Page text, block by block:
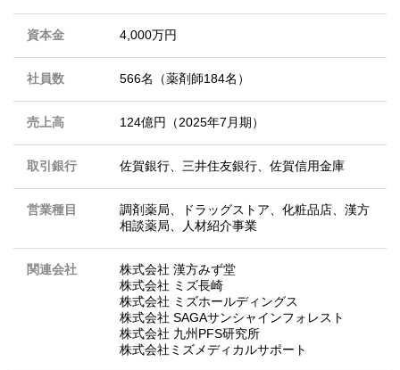
資本金 4,000万円
社員数 566名（薬剤師184名）
売上高 124億円（2025年7月期）
取引銀行 佐賀銀行、三井住友銀行、佐賀信用金庫
営業種目
調剤薬局、ドラッグストア、化粧品店、漢方
相談薬局、人材紹介事業
関連会社
株式会社 漢方みず堂
株式会社 ミズ長崎
株式会社 ミズホールディングス
株式会社 SAGAサンシャインフォレスト
株式会社 九州PFS研究所
株式会社ミズメディカルサポート